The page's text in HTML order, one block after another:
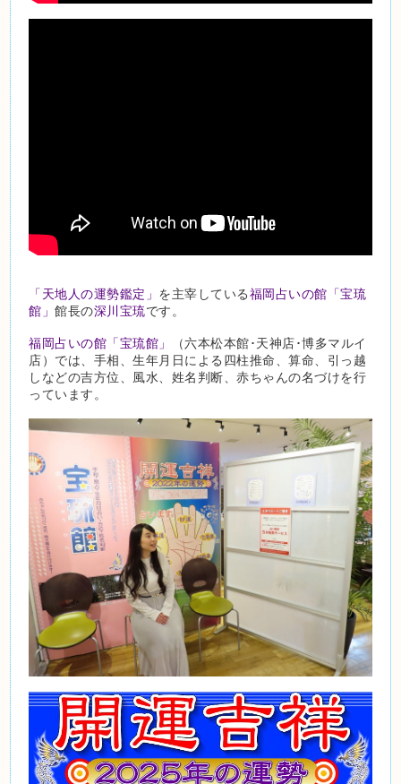
「天地人の運勢鑑定」 を主宰している福岡占いの館「宝琉
館」館長の深川宝琉です。
福岡占いの館「宝琉館」
（六本松本館･天神店･博多マルイ
店）では、手相、生年月日による四柱推命、算命、引っ越
しなどの吉方位、風水、姓名判断、赤ちゃんの名づけを行
っています。